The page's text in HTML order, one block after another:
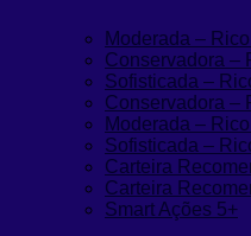
Moderada –
Conservadora –
Sofisticada –
Conservadora –
Moderada –
Sofisticada –
Carteira
Carteira
Smart Ações 5+